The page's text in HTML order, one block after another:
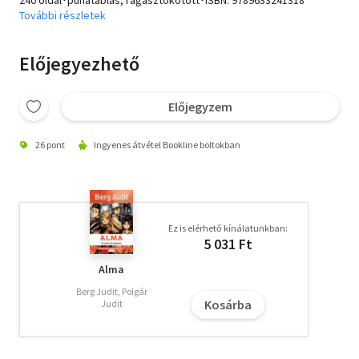
További részletek
Előjegyezhető
Előjegyzem
26 pont Ingyenes átvétel Bookline boltokban
Alma
Berg Judit, Polgár
Judit
Ez is elérhető kínálatunkban:
5 031 Ft
Kosárba